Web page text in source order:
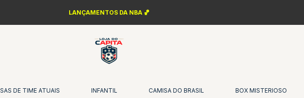
LANÇAMENTOS DA NBA 🏀
DE TIME ATUAIS INFANTIL CAMISA DO BRASIL BOX MISTERIOSO